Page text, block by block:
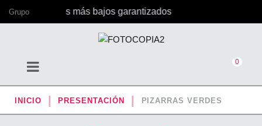
Grupo
con los precios más bajos garantizados
0
INICIO PRESENTACIÓN PIZARRAS VERDES